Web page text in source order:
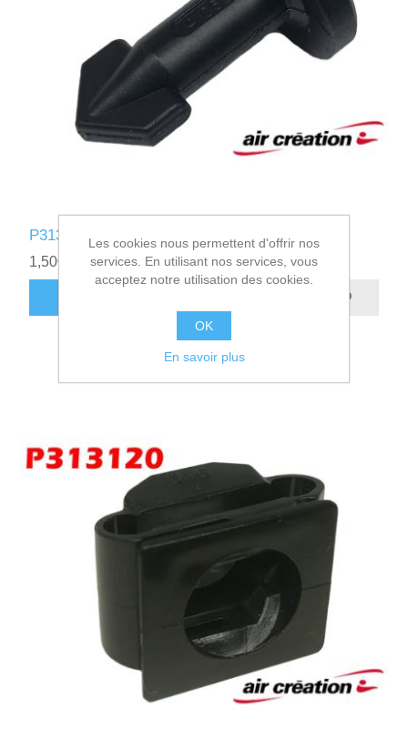
P313005 - VERROU DART 50
1,50€ HT
Les cookies nous permettent d'offrir nos
services. En utilisant nos services, vous
acceptez notre utilisation des cookies.
OK
En savoir plus